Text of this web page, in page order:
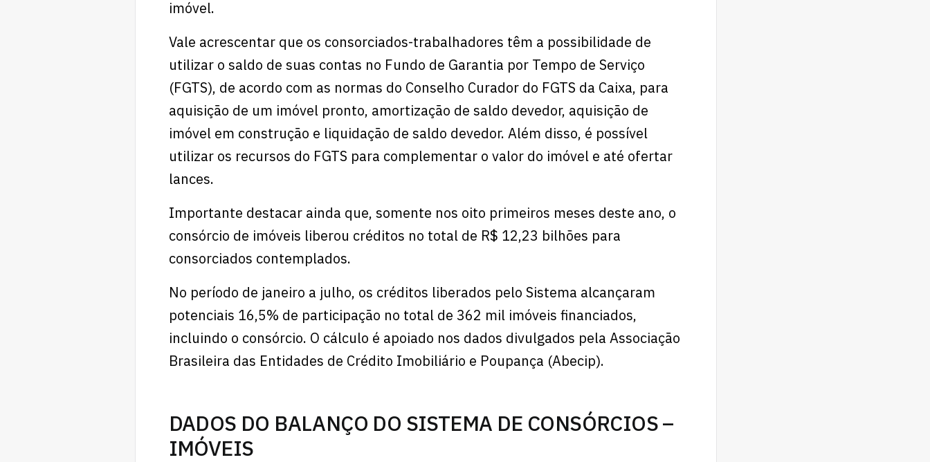
imóvel.
Vale acrescentar que os consorciados-trabalhadores têm a possibilidade de
utilizar o saldo de suas contas no Fundo de Garantia por Tempo de Serviço
(FGTS), de acordo com as normas do Conselho Curador do FGTS da Caixa, para
aquisição de um imóvel pronto, amortização de saldo devedor, aquisição de
imóvel em construção e liquidação de saldo devedor. Além disso, é possível
utilizar os recursos do FGTS para complementar o valor do imóvel e até ofertar
lances.
Importante destacar ainda que, somente nos oito primeiros meses deste ano, o
consórcio de imóveis liberou créditos no total de R$ 12,23 bilhões para
consorciados contemplados.
No período de janeiro a julho, os créditos liberados pelo Sistema alcançaram
potenciais 16,5% de participação no total de 362 mil imóveis financiados,
incluindo o consórcio. O cálculo é apoiado nos dados divulgados pela Associação
Brasileira das Entidades de Crédito Imobiliário e Poupança (Abecip).
DADOS DO BALANÇO DO SISTEMA DE CONSÓRCIOS –
IMÓVEIS